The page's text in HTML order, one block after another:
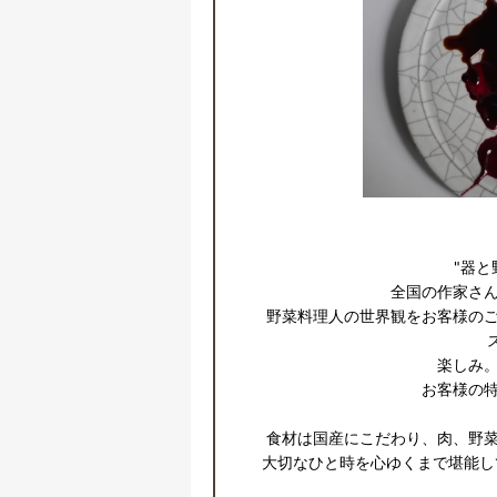
"器と
全国の作家さ
野菜料理人の世界観をお客様の
楽しみ
お客様の
食材は国産にこだわり、肉、野
大切なひと時を心ゆくまで堪能